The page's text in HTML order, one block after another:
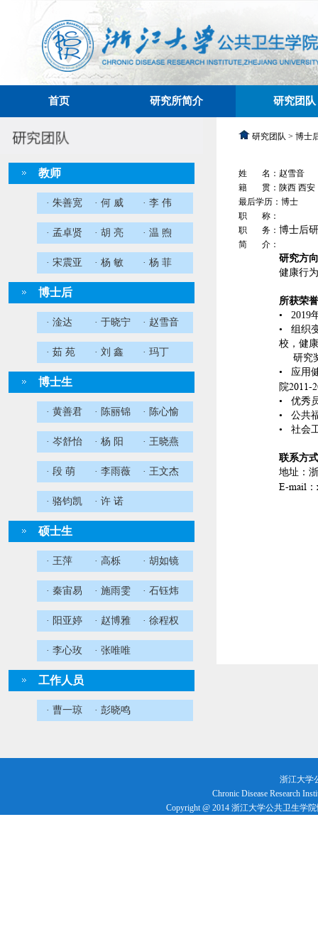
首页 研究所简介 研究团队
教师
· 朱善宽 · 何 威 · 李 伟
· 孟卓贤 · 胡 亮 · 温 煦
· 宋震亚 · 杨 敏 · 杨 菲
博士后
· 淦达 · 于晓宁 · 赵雪音
· 茹 苑 · 刘 鑫 · 玛丁
博士生
· 黄善君 · 陈丽锦 · 陈心愉
· 岑舒怡 · 杨 阳 · 王晓燕
· 段 萌 · 李雨薇 · 王文杰
· 骆钧凯 · 许 诺
硕士生
· 王萍 · 高栎 · 胡如镜
· 秦宙易 · 施雨雯 · 石钰炜
· 阳亚婷 · 赵博雅 · 徐程权
· 李心玫 · 张唯唯
工作人员
· 曹一琼 · 彭晓鸣
研究团队 > 博士
姓 名：赵雪音
籍 贯：陕西 西安
最后学历：博士
职 称：
职 务： 博士后
简 介：
研究方
健康行为
所获荣
• 2019
• 组织
校，健
研究
• 应用
院2011-
• 优秀
• 公共
• 社会
联系方
地址：
E-mail ：
浙江大学
Chronic Disease Research
Copyright @ 2014 浙江大学公共卫生学